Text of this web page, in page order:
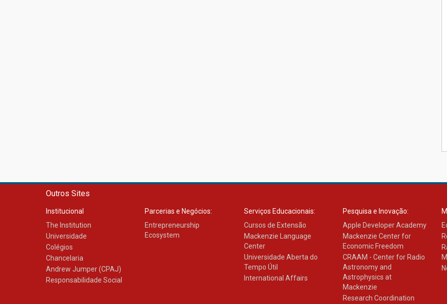
Outros Sites
Institucional
The Institution
Universidade
Colégios
Chancelaria
Andrew Jumper (CPAJ)
Responsabilidade Social
Parcerias e Negócios:
Entrepreneurship
Ecosystem
Serviços Educacionais:
Cursos de Extensão
Mackenzie Language
Center
Universidade Aberta do
Tempo Útil
International Affairs
Pesquisa e Inovação:
Apple Developer Academy
Mackenzie Center for
Economic Freedom
CRAAM - Center for Radio
Astronomy and
Astrophysics at
Mackenzie
Research Coordination